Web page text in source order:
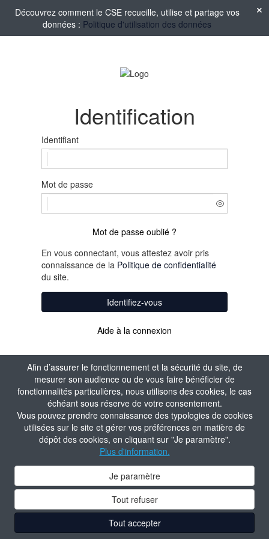
Afin d’assurer le fonctionnement et la sécurité du site, de
mesurer son audience ou de vous faire bénéficier de
fonctionnalités particulières, nous utilisons des cookies, le cas
échéant sous réserve de votre consentement.
Vous pouvez prendre connaissance des typologies de cookies
utilisées sur le site et gérer vos préférences en matière de
dépôt des cookies, en cliquant sur "Je paramètre".
Plus d'information.
Je paramètre
Tout refuser
Tout accepter
Découvrez comment le CSE recueille, utilise et partage vos
données : Politique d'utilisation des données
Identification
Identifiant
Mot de passe
Mot de passe oublié ?
En vous connectant, vous attestez avoir pris
connaissance de la Politique de confidentialité
du site.
Identifiez-vous
Aide à la connexion